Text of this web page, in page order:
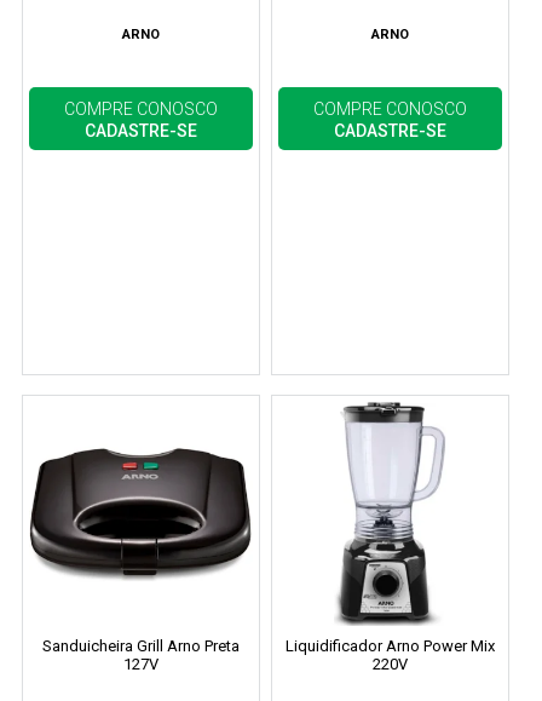
ARNO
COMPRE CONOSCO
CADASTRE-SE
ARNO
COMPRE CONOSCO
CADASTRE-SE
Sanduicheira Grill Arno Preta
127V
Liquidificador Arno Power Mix
220V